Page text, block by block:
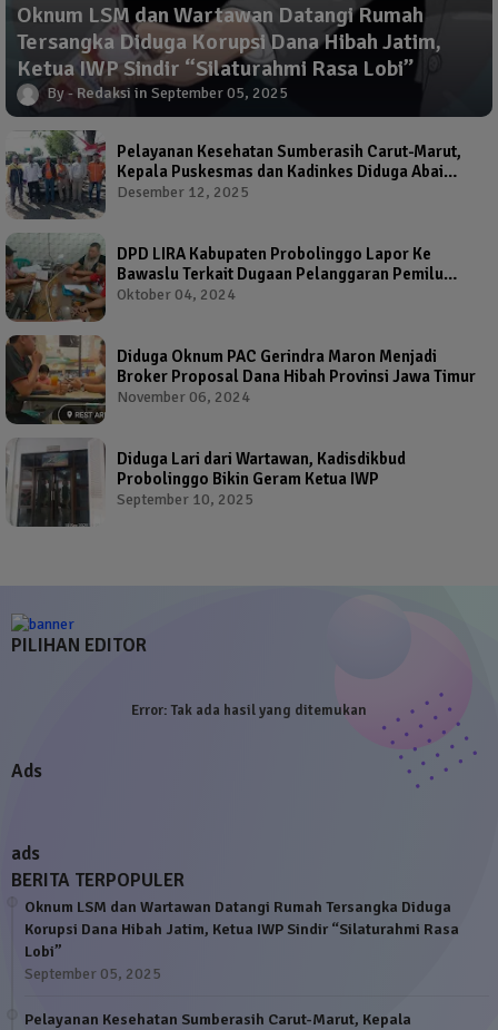
Oknum LSM dan Wartawan Datangi Rumah
Tersangka Diduga Korupsi Dana Hibah Jatim,
Ketua IWP Sindir “Silaturahmi Rasa Lobi”
Redaksi September 05, 2025
Pelayanan Kesehatan Sumberasih Carut-Marut,
Kepala Puskesmas dan Kadinkes Diduga Abai
Warga Jadi Korban
Desember 12, 2025
DPD LIRA Kabupaten Probolinggo Lapor Ke
Bawaslu Terkait Dugaan Pelanggaran Pemilu
Oleh Salah Satu Calon Wakil Bupati Probolinggo
Oktober 04, 2024
Diduga Oknum PAC Gerindra Maron Menjadi
Broker Proposal Dana Hibah Provinsi Jawa Timur
November 06, 2024
Diduga Lari dari Wartawan, Kadisdikbud
Probolinggo Bikin Geram Ketua IWP
September 10, 2025
PILIHAN EDITOR
Error:Tak ada hasil yang ditemukan
Ads
ads
BERITA TERPOPULER
Oknum LSM dan Wartawan Datangi Rumah Tersangka Diduga
Korupsi Dana Hibah Jatim, Ketua IWP Sindir “Silaturahmi Rasa
Lobi”
September 05, 2025
Pelayanan Kesehatan Sumberasih Carut-Marut, Kepala